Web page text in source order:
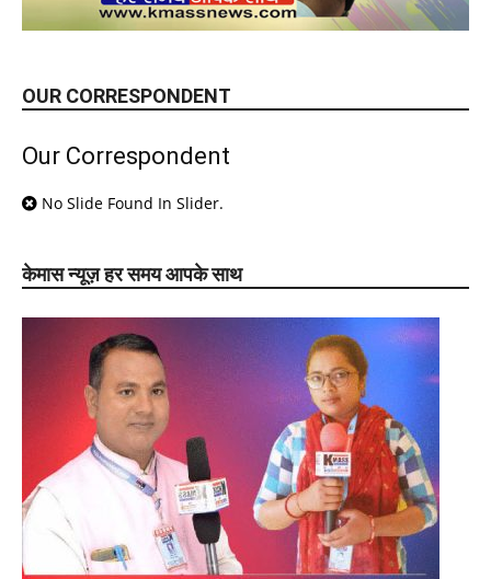
OUR CORRESPONDENT
Our Correspondent
No Slide Found In Slider.
केमास न्यूज़ हर समय आपके साथ